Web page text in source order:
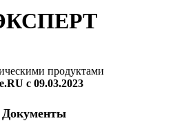
продуктами
с 09.03.2023
Документы